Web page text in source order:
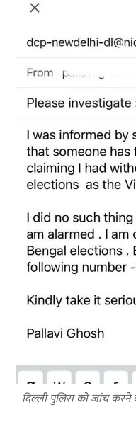
दिल्ली पुलिस को जांच करने